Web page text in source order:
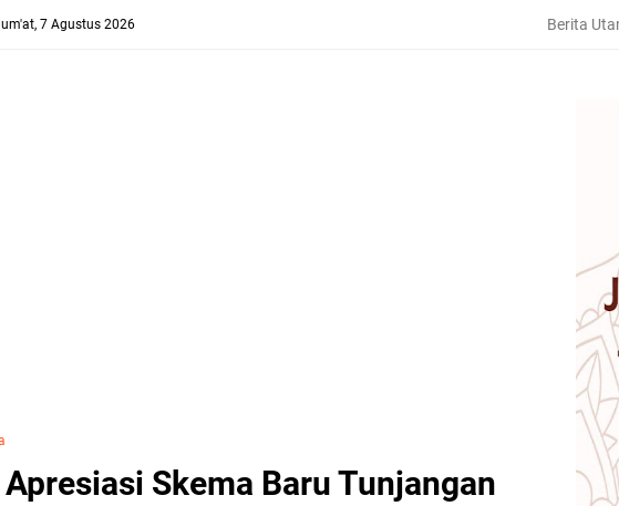
7 Agustus 2026 Berita
Apresiasi Skema Baru Tunjangan